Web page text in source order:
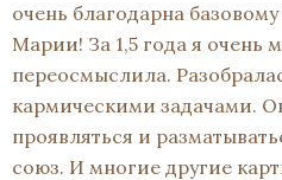
очень благодарна
Марии! За 1,5 года я очень
переосмыслила.
кармическими задачами.
проявляться и
союз. И многие другие